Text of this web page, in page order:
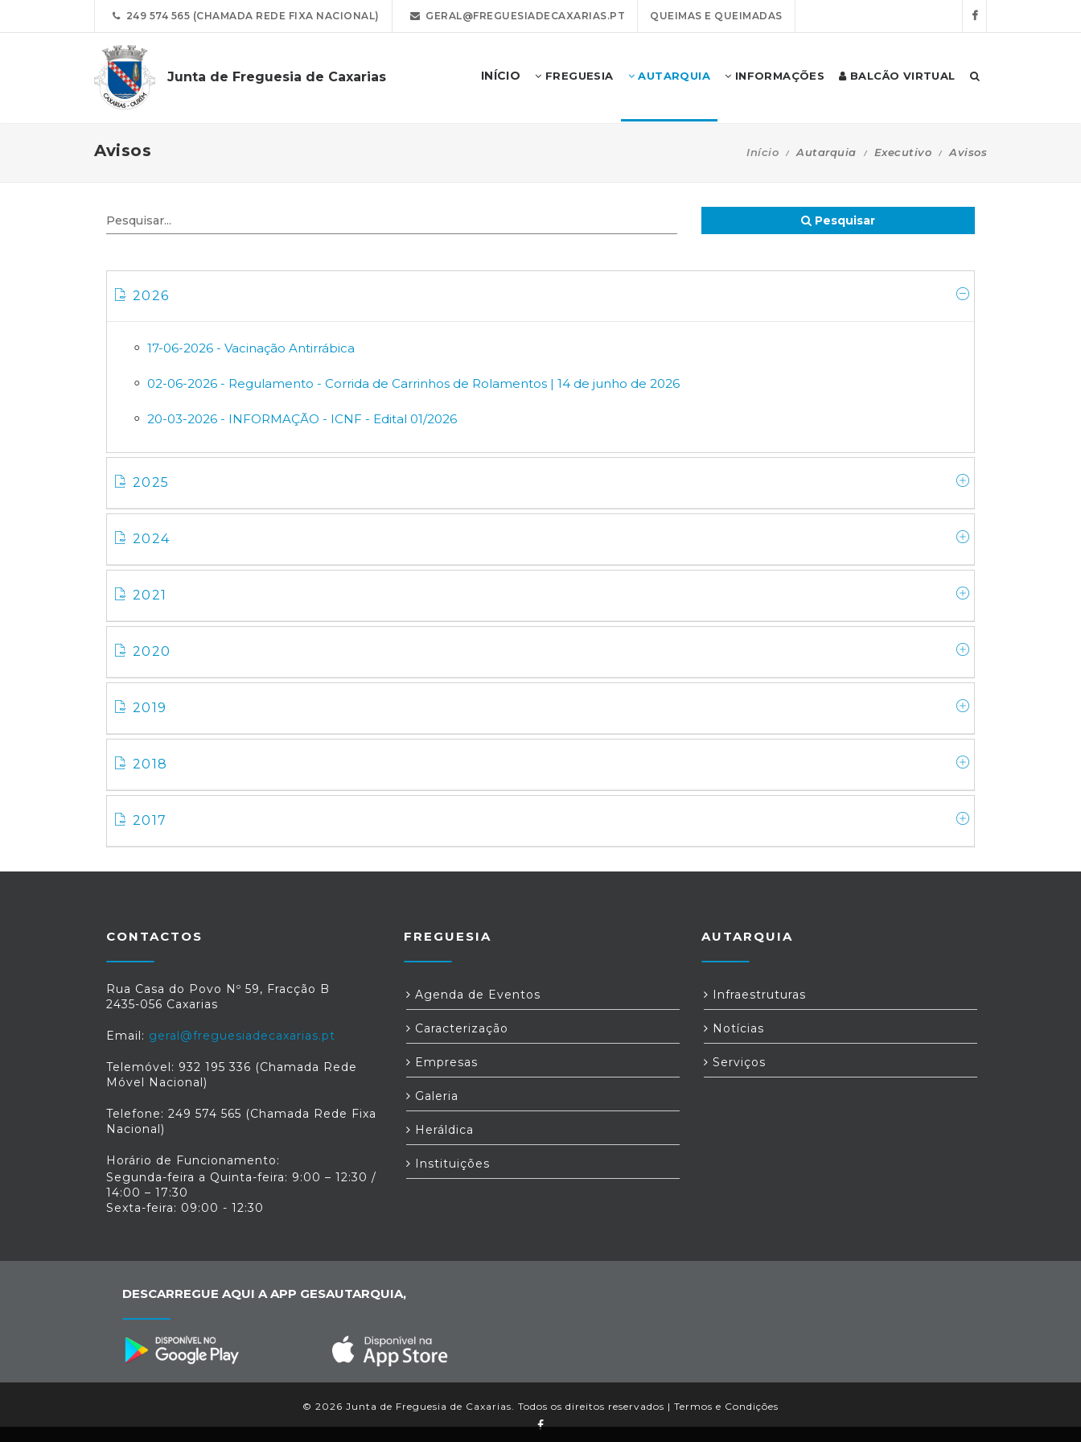
249 574 565 (CHAMADA REDE FIXA NACIONAL) GERAL@FREGUESIADECAXARIAS.PT QUEIMAS E QUEIMADAS
Junta de Freguesia de Caxarias INÍCIO FREGUESIA AUTARQUIA INFORMAÇÕES BALCÃO VIRTUAL
Avisos Início Autarquia Executivo Avisos
Pesquisar
2026
17-06-2026 - Vacinação Antirrábica
02-06-2026 - Regulamento - Corrida de Carrinhos de Rolamentos | 14 de junho de 2026
20-03-2026 - INFORMAÇÃO - ICNF - Edital 01/2026
2025
2024
2021
2020
2019
2018
2017
CONTACTOS
Rua Casa do Povo Nº 59, Fracção B
2435-056 Caxarias
Email: geral@freguesiadecaxarias.pt
Telemóvel: 932 195 336 (Chamada Rede
Móvel Nacional)
Telefone: 249 574 565 (Chamada Rede Fixa
Nacional)
Horário de Funcionamento:
Segunda-feira a Quinta-feira: 9:00 – 12:30 /
14:00 – 17:30
Sexta-feira: 09:00 - 12:30
FREGUESIA
Agenda de Eventos
Caracterização
Empresas
Galeria
Heráldica
Instituições
AUTARQUIA
Infraestruturas
Notícias
Serviços
DESCARREGUE AQUI A APP GESAUTARQUIA,
© 2026 Junta de Freguesia de Caxarias. Todos os direitos reservados | Termos e Condições